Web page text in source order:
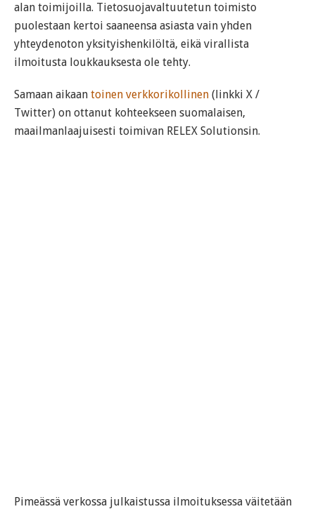
alan toimijoilla. Tietosuojavaltuutetun toimisto
puolestaan kertoi saaneensa asiasta vain yhden
yhteydenoton yksityishenkilöltä, eikä virallista
ilmoitusta loukkauksesta ole tehty.
Samaan aikaan toinen verkkorikollinen (linkki X /
Twitter) on ottanut kohteekseen suomalaisen,
maailmanlaajuisesti toimivan RELEX Solutionsin.
Pimeässä verkossa julkaistussa ilmoituksessa väitetään